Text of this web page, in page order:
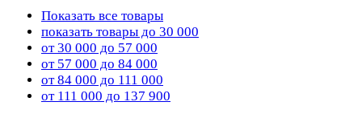
Показать все товары
показать товары до 30 000
от 30 000 до 57 000
от 57 000 до 84 000
от 84 000 до 111 000
от 111 000 до 137 900